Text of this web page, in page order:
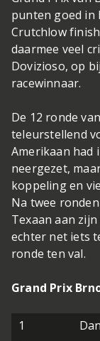
punten goed in
Crutchlow
daarmee veel
Dovizioso, op
racewinnaar.
De 12 ronde
teleurstellend
Amerikaan had
neergezet,
koppeling en
Na twee
Texaan aan
echter net iets
ronde ten val.
Grand Prix
1